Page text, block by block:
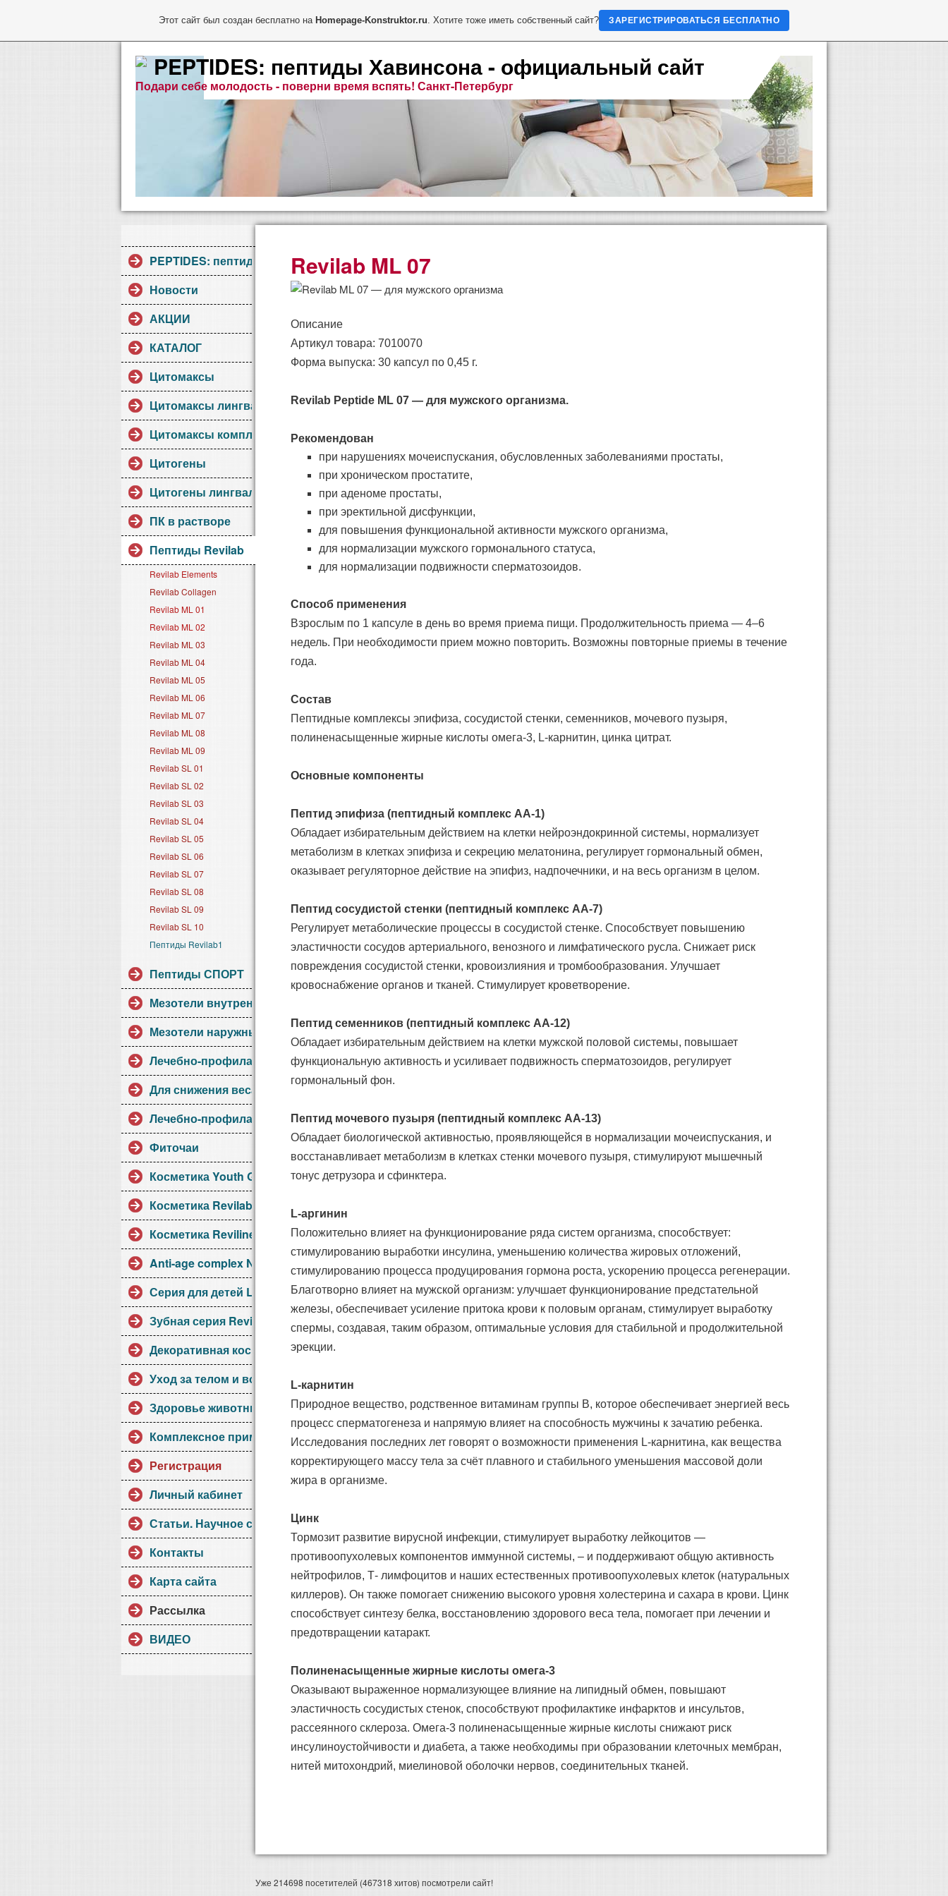
PEPTIDES: пептиды Хавинсона - официальный сайт
Подари себе молодость - поверни время вспять! Санкт-Петербург
PEPTIDES: пептиды Хавинсона
Новости
АКЦИИ
КАТАЛОГ
Цитомаксы
Цитомаксы лингвалы
Цитомаксы комплексы
Цитогены
Цитогены лингвалы
ПК в растворе
Пептиды Revilab
Revilab Elements
Revilab Collagen
Revilab ML 01
Revilab ML 02
Revilab ML 03
Revilab ML 04
Revilab ML 05
Revilab ML 06
Revilab ML 07
Revilab ML 08
Revilab ML 09
Revilab SL 01
Revilab SL 02
Revilab SL 03
Revilab SL 04
Revilab SL 05
Revilab SL 06
Revilab SL 07
Revilab SL 08
Revilab SL 09
Revilab SL 10
Пептиды Revilab1
Пептиды СПОРТ
Мезотели внутренние
Мезотели наружные
Лечебно-профилактические
Для снижения веса
Лечебно-профилактические1
Фиточаи
Косметика Youth Gems
Косметика Revilab
Косметика Reviline
Anti-age complex NB
Серия для детей Little Collection
Зубная серия Revidont
Декоративная косметика.
Уход за телом и волосами
Здоровье животных
Комплексное применение
Регистрация
Личный кабинет
Статьи. Научное сотрудничество
Контакты
Карта сайта
Рассылка
ВИДЕО
Revilab ML 07
Описание
Артикул товара: 7010070
Форма выпуска: 30 капсул по 0,45 г.
Revilab Peptide МL 07 — для мужского организма.
Рекомендован
при нарушениях мочеиспускания, обусловленных заболеваниями простаты,
при хроническом простатите,
при аденоме простаты,
при эректильной дисфункции,
для повышения функциональной активности мужского организма,
для нормализации мужского гормонального статуса,
для нормализации подвижности сперматозоидов.
Способ применения
Взрослым по 1 капсуле в день во время приема пищи. Продолжительность приема — 4–6
недель. При необходимости прием можно повторить. Возможны повторные приемы в течение
года.
Состав
Пептидные комплексы эпифиза, сосудистой стенки, семенников, мочевого пузыря,
полиненасыщенные жирные кислоты омега-3, L-карнитин, цинка цитрат.
Основные компоненты
Пептид эпифиза (пептидный комплекс АА-1)
Обладает избирательным действием на клетки нейроэндокринной системы, нормализует
метаболизм в клетках эпифиза и секрецию мелатонина, регулирует гормональный обмен,
оказывает регуляторное действие на эпифиз, надпочечники, и на весь организм в целом.
Пептид сосудистой стенки (пептидный комплекс АА-7)
Регулирует метаболические процессы в сосудистой стенке. Способствует повышению
эластичности сосудов артериального, венозного и лимфатического русла. Снижает риск
повреждения сосудистой стенки, кровоизлияния и тромбообразования. Улучшает
кровоснабжение органов и тканей. Стимулирует кроветворение.
Пептид семенников (пептидный комплекс АА-12)
Обладает избирательным действием на клетки мужской половой системы, повышает
функциональную активность и усиливает подвижность сперматозоидов, регулирует
гормональный фон.
Пептид мочевого пузыря (пептидный комплекс АА-13)
Обладает биологической активностью, проявляющейся в нормализации мочеиспускания, и
восстанавливает метаболизм в клетках стенки мочевого пузыря, стимулируют мышечный
тонус детрузора и сфинктера.
L-аргинин
Положительно влияет на функционирование ряда систем организма, способствует:
стимулированию выработки инсулина, уменьшению количества жировых отложений,
стимулированию процесса продуцирования гормона роста, ускорению процесса регенерации.
Благотворно влияет на мужской организм: улучшает функционирование предстательной
железы, обеспечивает усиление притока крови к половым органам, стимулирует выработку
спермы, создавая, таким образом, оптимальные условия для стабильной и продолжительной
эрекции.
L-карнитин
Природное вещество, родственное витаминам группы В, которое обеспечивает энергией весь
процесс сперматогенеза и напрямую влияет на способность мужчины к зачатию ребенка.
Исследования последних лет говорят о возможности применения L-карнитина, как вещества
корректирующего массу тела за счёт плавного и стабильного уменьшения массовой доли
жира в организме.
Цинк
Тормозит развитие вирусной инфекции, стимулирует выработку лейкоцитов —
противоопухолевых компонентов иммунной системы, – и поддерживают общую активность
нейтрофилов, Т- лимфоцитов и наших естественных противоопухолевых клеток (натуральных
киллеров). Он также помогает снижению высокого уровня холестерина и сахара в крови. Цинк
способствует синтезу белка, восстановлению здорового веса тела, помогает при лечении и
предотвращении катаракт.
Полиненасыщенные жирные кислоты омега-3
Оказывают выраженное нормализующее влияние на липидный обмен, повышают
эластичность сосудистых стенок, способствуют профилактике инфарктов и инсультов,
рассеянного склероза. Омега-3 полиненасыщенные жирные кислоты снижают риск
инсулиноустойчивости и диабета, а также необходимы при образовании клеточных мембран,
нитей митохондрий, миелиновой оболочки нервов, соединительных тканей.
Уже 214698 посетителей (467318 хитов) посмотрели сайт!
Этот сайт был создан бесплатно на Homepage-Konstruktor.ru. Хотите тоже иметь собственный сайт? ЗАРЕГИСТРИРОВАТЬСЯ БЕСПЛАТНО